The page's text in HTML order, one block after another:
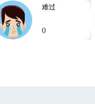
难过
0